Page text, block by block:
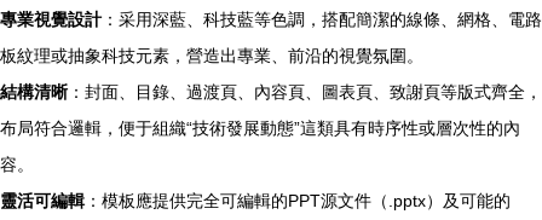
專業視覺設計：采用深藍、科技藍等色調，搭配簡潔的線條、網格、電路
板紋理或抽象科技元素，營造出專業、前沿的視覺氛圍。
結構清晰：封面、目錄、過渡頁、內容頁、圖表頁、致謝頁等版式齊全，
布局符合邏輯，便于組織“技術發展動態”這類具有時序性或層次性的內
容。
靈活可編輯：模板應提供完全可編輯的PPT源文件（.pptx）及可能的